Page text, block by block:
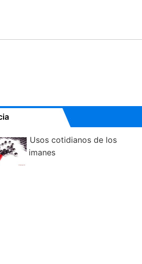
Usos cotidianos de los
imanes